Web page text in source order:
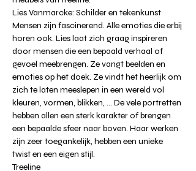
Lies Vanmarcke: Schilder en tekenkunst
Mensen zijn fascinerend. Alle emoties die erbij
horen ook. Lies laat zich graag inspireren
door mensen die een bepaald verhaal of
gevoel meebrengen. Ze vangt beelden en
emoties op het doek. Ze vindt het heerlijk om
zich te laten meeslepen in een wereld vol
kleuren, vormen, blikken, … De vele portretten
hebben allen een sterk karakter of brengen
een bepaalde sfeer naar boven. Haar werken
zijn zeer toegankelijk, hebben een unieke
twist en een eigen stijl.
Treeline